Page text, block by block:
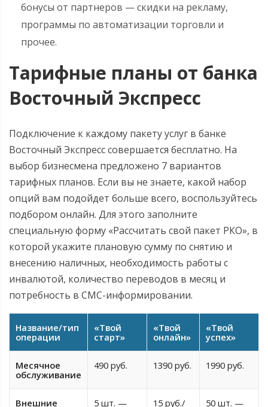
бонусы от партнеров — скидки на рекламу,
программы по автоматизации торговли и
прочее.
Тарифные планы от банка
Восточный Экспресс
Подключение к каждому пакету услуг в банке
Восточный Экспресс совершается бесплатно. На
выбор бизнесмена предложено 7 вариантов
тарифных планов. Если вы не знаете, какой набор
опций вам подойдет больше всего, воспользуйтесь
подбором онлайн. Для этого заполните
специальную форму «Рассчитать свой пакет РКО», в
которой укажите плановую сумму по снятию и
внесению наличных, необходимость работы с
инвалютой, количество переводов в месяц и
потребность в СМС-информировании.
Название/тип
операции
«Твой
старт»
«Твой
онлайн»
«Твой
успех»
Месячное
обслуживание
490 руб. 1390 руб. 1990 руб.
Внешние
5 шт. —
15 руб./
50 шт. —